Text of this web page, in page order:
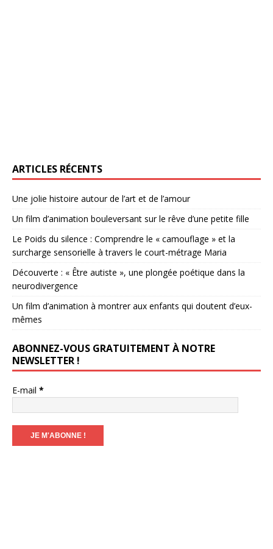
ARTICLES RÉCENTS
Une jolie histoire autour de l’art et de l’amour
Un film d’animation bouleversant sur le rêve d’une petite fille
Le Poids du silence : Comprendre le « camouflage » et la
surcharge sensorielle à travers le court-métrage Maria
Découverte : « Être autiste », une plongée poétique dans la
neurodivergence
Un film d’animation à montrer aux enfants qui doutent d’eux-
mêmes
ABONNEZ-VOUS GRATUITEMENT À NOTRE
NEWSLETTER !
E-mail *